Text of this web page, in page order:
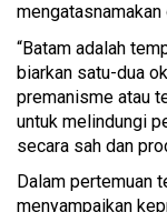
“Batam adalah
biarkan satu-dua
premanisme atau
untuk melindungi
secara sah dan
Dalam pertemuan
menyampaikan